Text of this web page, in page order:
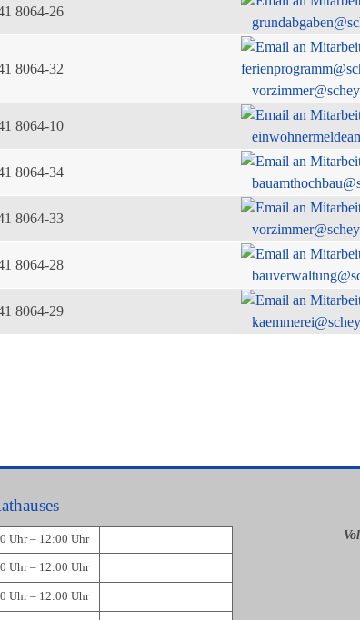
8064-26
8064-32
8064-10
8064-34
8064-33
8064-28
8064-29
Uhr – 12:00 Uhr
Uhr – 12:00 Uhr
Uhr – 12:00 Uhr